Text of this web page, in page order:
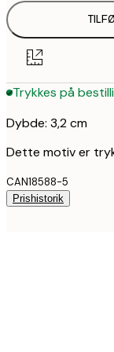
Trykkes på
Dybde: 3,2 cm
Dette motiv er
CAN18588-5
Prishistorik